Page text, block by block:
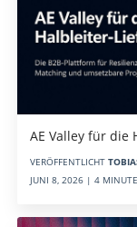
AE Valley für die
VERÖFFENTLICHT
JUNI 8, 2026 | 4